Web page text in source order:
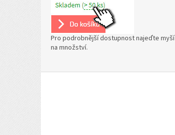
Pro podrobnější dostupnost najeďte myší
na množství.